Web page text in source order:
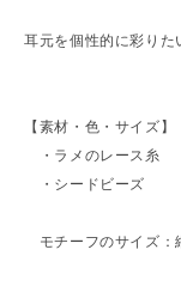
耳元を個性的に彩りた
【素材・色・サイズ】
・ラメのレース糸
・シードビーズ
モチーフのサイズ：